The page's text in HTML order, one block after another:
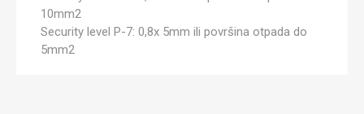
10mm2
Security level P-7: 0,8x 5mm ili površina otpada do
5mm2